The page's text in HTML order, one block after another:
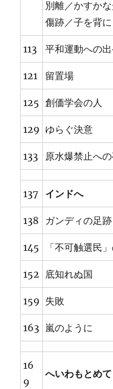
別離／かすか
傷跡／子を背
113 平和運動への
121 留置場
125 創価学会の人
129 ゆらぐ決意
133 原水爆禁止へ
137 インドへ
138 ガンディの足跡
145 「不可触選民
152 底知れぬ国
159 失敗
163 嵐のように
16
9
へいわもとめて